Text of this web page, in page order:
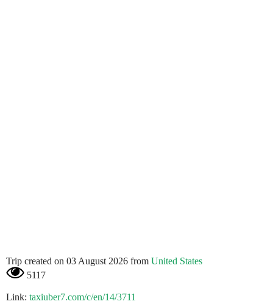
Trip created on 03 August 2026 from United States
5117
Link: taxiuber7.com/c/en/14/3711